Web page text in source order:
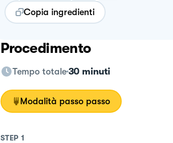
Copia ingredienti
Procedimento
Tempo totale 30 minuti
Modalità passo passo
STEP 1